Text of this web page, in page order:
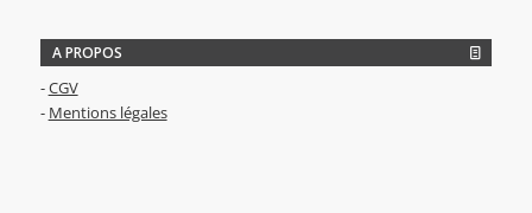
A PROPOS
-CGV
- Mentions légales